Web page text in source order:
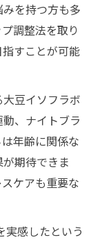
を持つ方も多
調整法を取り
すことが可能
豆イソフラボ
、ナイトブラ
年齢に関係な
期待できま
ケアも重要な
実感したという